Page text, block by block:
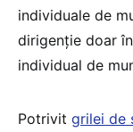
individuale de
dirigenție doar
individual de
Potrivit grilei de